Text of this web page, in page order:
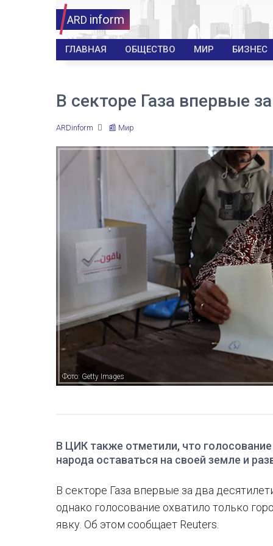
ARD inform
ГЛАВНАЯ ОБЩЕСТВО МИР БИЗНЕС
В секторе Газа впервые
ARDinform 📰 Мир
Фото: Getty Images
В ЦИК также отметили, что
народа оставаться на своей земле и
В секторе Газа впервые за два
однако голосование охватило только
явку. Об этом сообщает Reuters.